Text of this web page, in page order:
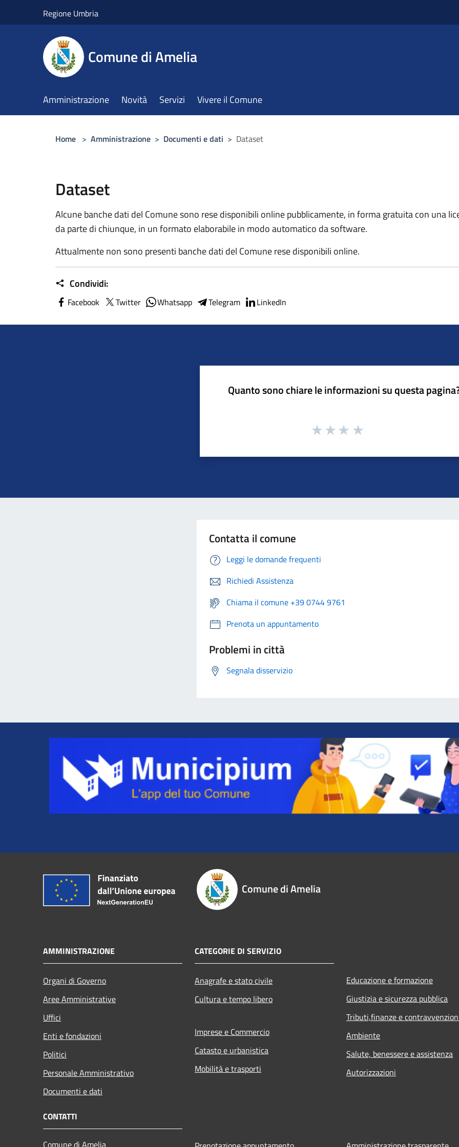
Regione Umbria
Comune di Amelia
Amministrazione Novità Servizi Vivere il Comune
Home > Amministrazione > Documenti e dati > Dataset
Dataset
Alcune banche dati del Comune sono rese disponibili online pubblicamente, in forma gratuita con una
da parte di chiunque, in un formato elaborabile in modo automatico da software.
Attualmente non sono presenti banche dati del Comune rese disponibili online.
Condividi:
Facebook Twitter Whatsapp Telegram LinkedIn
Quanto sono chiare le informazioni su questa
Contatta il comune
Leggi le domande frequenti
Richiedi Assistenza
Chiama il comune +39 0744 9761
Prenota un appuntamento
Problemi in città
Segnala disservizio
Comune di Amelia
AMMINISTRAZIONE
Organi di Governo
Aree Amministrative
Uffici
Enti e fondazioni
Politici
Personale Amministrativo
Documenti e dati
CATEGORIE DI SERVIZIO
Anagrafe e stato civile
Cultura e tempo libero
Imprese e Commercio
Catasto e urbanistica
Mobilità e trasporti
Educazione e formazione
Giustizia e sicurezza pubblica
Tributi,finanze e
Ambiente
Salute, benessere e assistenza
Autorizzazioni
CONTATTI